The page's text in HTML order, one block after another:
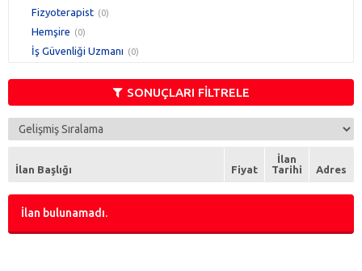
Fizyoterapist (0)
Hemşire (0)
İş Güvenliği Uzmanı (0)
Paramedik
Pratisyen Hekim
Spor Hastalıkları Uzmanı
Uzman Doktor
SONUÇLARI FİLTRELE
İlan Başlığı Fiyat
İlan
Tarihi
Adres
İlan bulunamadı.